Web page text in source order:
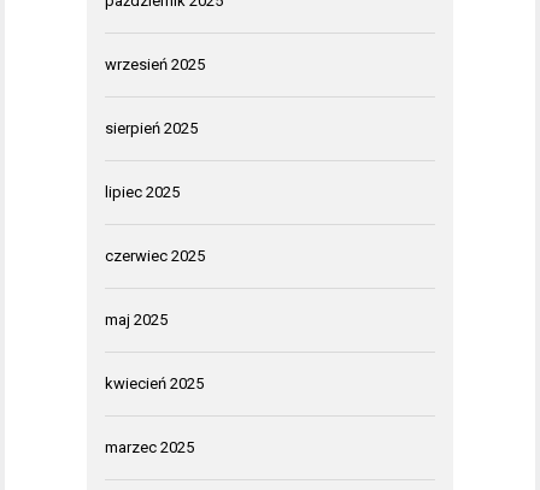
wrzesień 2025
sierpień 2025
lipiec 2025
czerwiec 2025
maj 2025
kwiecień 2025
marzec 2025